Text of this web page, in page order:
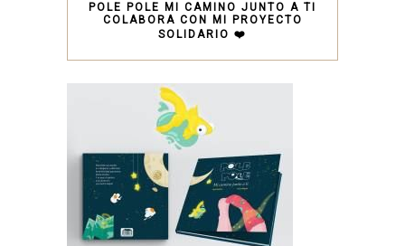
POLE POLE MI CAMINO JUNTO A TI
COLABORA CON MI PROYECTO
SOLIDARIO ❤️